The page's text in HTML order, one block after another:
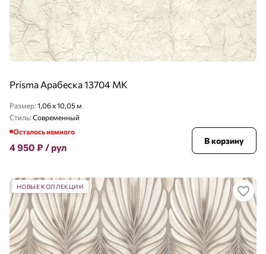
Prisma Арабеска 13704 MK
Размер: 1,06 x 10,05 м
Стиль: Современный
Осталось немного
4 950 ₽ / рул
В корзину
НОВЫЕ КОЛЛЕКЦИИ